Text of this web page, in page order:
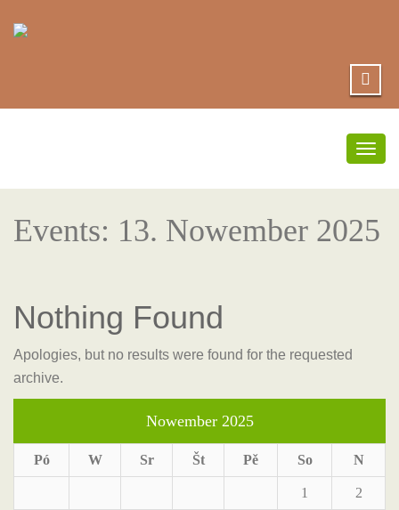
Events: 13. Nowember 2025
Nothing Found
Apologies, but no results were found for the requested
archive.
Nowember 2025
Pó W Sr Št Pě So N
1 2